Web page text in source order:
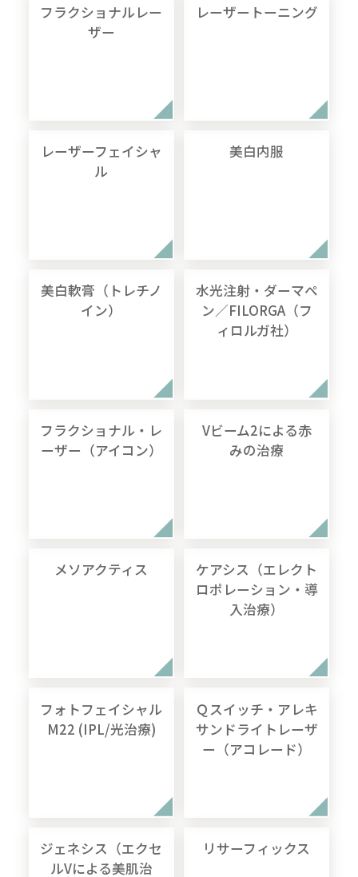
フラクショナルレー
ザー
レーザートーニング
レーザーフェイシャ
ル
美白内服
美白軟膏（トレチノ
イン）
水光注射・ダーマペ
ン／FILORGA（フ
ィロルガ社）
フラクショナル・レ
ーザー（アイコン）
Vビーム2による赤
みの治療
メソアクティス
ケアシス（エレクト
ロポレーション・導
入治療）
フォトフェイシャル
M22 (IPL/光治療)
Ｑスイッチ・アレキ
サンドライトレーザ
ー（アコレード）
ジェネシス（エクセ
ルVによる美肌治
リサーフィックス